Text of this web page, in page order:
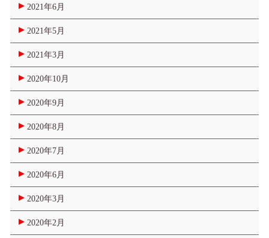
2021年6月
2021年5月
2021年3月
2020年10月
2020年9月
2020年8月
2020年7月
2020年6月
2020年3月
2020年2月